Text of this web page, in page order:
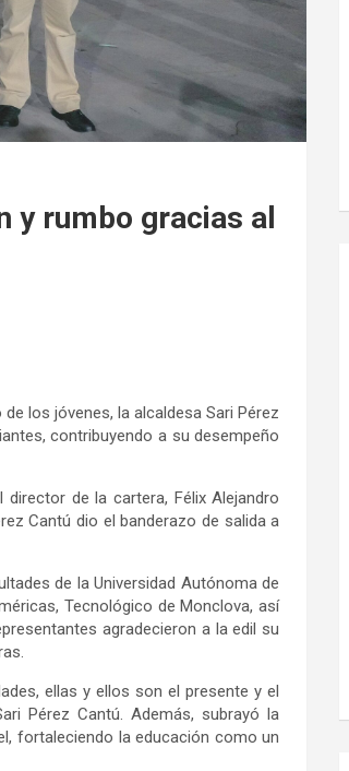
y rumbo gracias al
los jóvenes, la alcaldesa Sari Pérez
contribuyendo a su desempeño
de la cartera, Félix Alejandro
Cantú dio el banderazo de salida a
de la Universidad Autónoma de
Tecnológico de Monclova, así
agradecieron a la edil su
ellas y ellos son el presente y el
Pérez Cantú. Además, subrayó la
fortaleciendo la educación como un